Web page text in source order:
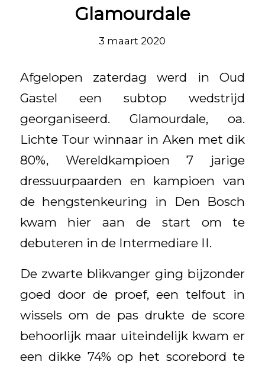
Glamourdale
3 maart 2020
Afgelopen zaterdag werd in Oud
Gastel een subtop wedstrijd
georganiseerd. Glamourdale, oa.
Lichte Tour winnaar in Aken met dik
80%, Wereldkampioen 7 jarige
dressuurpaarden en kampioen van
de hengstenkeuring in Den Bosch
kwam hier aan de start om te
debuteren in de Intermediare II.
De zwarte blikvanger ging bijzonder
goed door de proef, een telfout in
wissels om de pas drukte de score
behoorlijk maar uiteindelijk kwam er
een dikke 74% op het scorebord te